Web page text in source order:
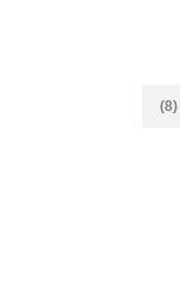
(8)